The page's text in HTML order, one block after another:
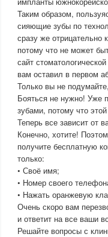
Таким образом,
сияющие зубы по
сразу же отрицательно
потому что не может
сайт
вам оставил в первом
Только вы не
Бояться не нужно! Уже
зубами, потому что
Теперь все зависит от
Конечно, хотите!
получите бесплатную
только:
• Своё имя;
• Номер своего
• Нажать оранжевую
Очень скоро вам
и ответит на все ваши
Решайте вопросы с